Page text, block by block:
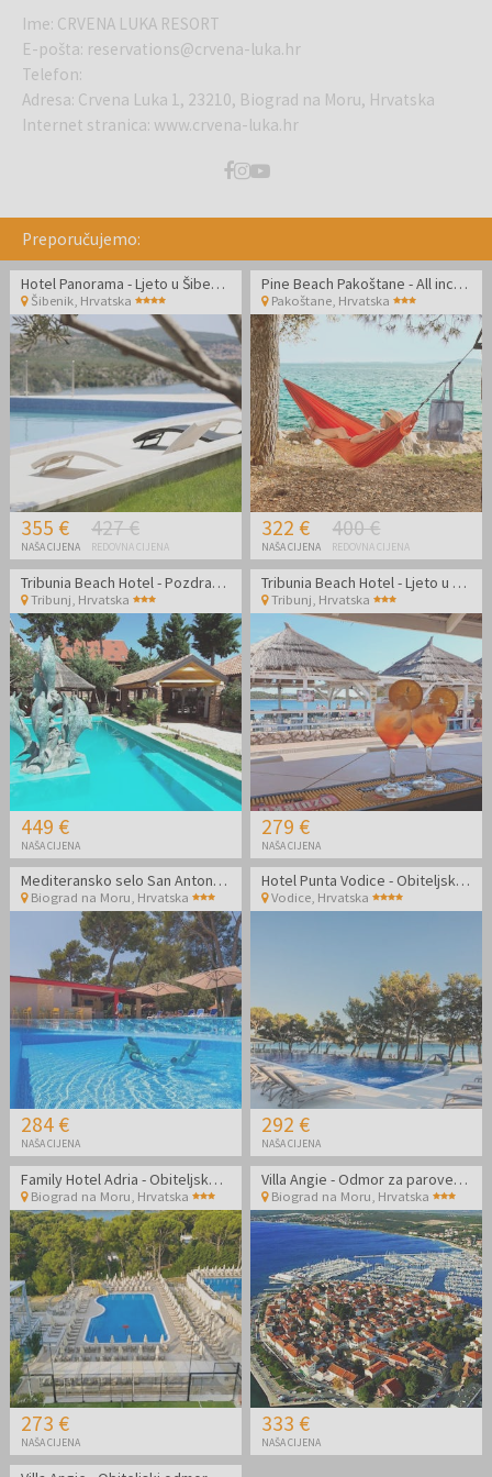
Ime: CRVENA LUKA RESORT
E-pošta: reservations@crvena-luka.hr
Telefon:
Adresa: Crvena Luka 1, 23210, Biograd na Moru, Hrvatska
Internet stranica: www.crvena-luka.hr
Preporučujemo:
Hotel Panorama - Ljeto u Šibeniku
Šibenik, Hrvatska
355 €
NAŠA CIJENA
427 €
REDOVNA CIJENA
Pine Beach Pakoštane - All inclusive light odmor uz sport i prirodu - Posebna akcija
Pakoštane Hrvatska
322 €
NAŠA CIJENA
400 €
REDOVNA CIJENA
Tribunia Beach Hotel - Pozdrav ljetu u Tribunju
Tribunj Hrvatska
449 €
NAŠA CIJENA
Tribunia Beach Hotel - Ljeto u Tribunju
Tribunj Hrvatska
279 €
NAŠA CIJENA
Mediteransko selo San Antonio - Kraj ljeta u Dalmaciji
Biograd na Moru, Hrvatska
284 €
NAŠA CIJENA
Hotel Punta Vodice - Obiteljsko all inclusive light ljeto s daškom wellnessa
Vodice, Hrvatska
292 €
NAŠA CIJENA
Family Hotel Adria - Obiteljska all inclusive jesen u Dalmaciji
Biograd na Moru, Hrvatska
273 €
NAŠA CIJENA
Villa Angie - Odmor za parove u Biogradu na Moru
Biograd na Moru, Hrvatska
333 €
NAŠA CIJENA